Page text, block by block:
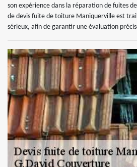
son expérience dans la réparation de fuites
de devis fuite de toiture Maniquerville est
sérieux, afin de garantir une évaluation